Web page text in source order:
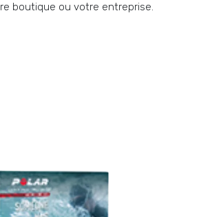
boutique ou votre entreprise.